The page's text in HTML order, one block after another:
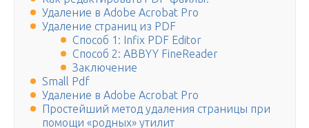
Удаление в Adobe Acrobat Pro
Удаление страниц из PDF
Способ 1: Infix PDF Editor
Способ 2: ABBYY FineReader
Заключение
Small Pdf
Удаление в Adobe Acrobat Pro
Простейший метод удаления страницы при
помощи «родных» утилит